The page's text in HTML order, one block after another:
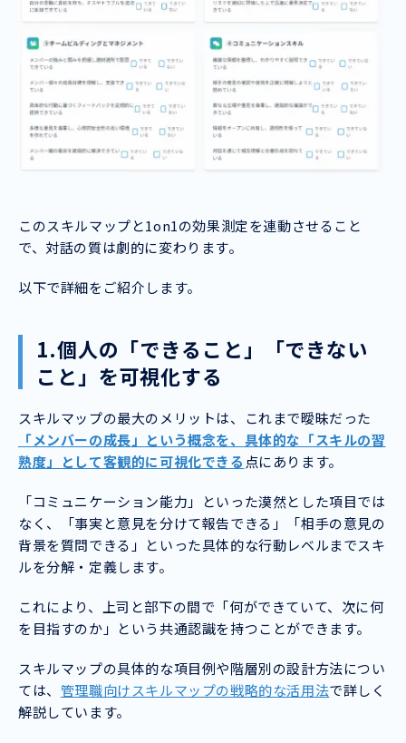
このスキルマップと1on1の効果測定を連動させること
で、対話の質は劇的に変わります。
以下で詳細をご紹介します。
1.個人の「できること」「できない
こと」を可視化する
スキルマップの最大のメリットは、これまで曖昧だった
「メンバーの成長」という概念を、具体的な「スキルの習
熟度」として客観的に可視化できる 点にあります。
「コミュニケーション能力」といった漠然とした項目では
なく、「事実と意見を分けて報告できる」「相手の意見の
背景を質問できる」といった具体的な行動レベルまでスキ
ルを分解・定義します。
これにより、上司と部下の間で「何ができていて、次に何
を目指すのか」という共通認識を持つことができます。
スキルマップの具体的な項目例や階層別の設計方法につい
ては、 管理職向けスキルマップの戦略的な活用法で詳しく
解説しています。